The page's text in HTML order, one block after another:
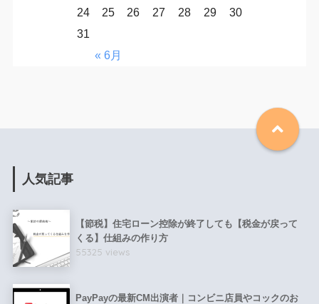
« 6月
24
25 26 27 28 29
30
31
人気記事
【節税】住宅ローン控除が終了しても【税金が戻って
くる】仕組みの作り方
55325 views
PayPayの最新CM出演者｜コンビニ店員やコックのお